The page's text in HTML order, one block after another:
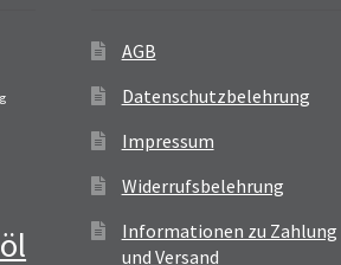
AGB
Datenschutzbelehrung
Impressum
Widerrufsbelehrung
Informationen zu Zahlung
und Versand